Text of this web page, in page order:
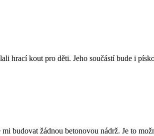
hrací kout pro děti. Jeho součástí bude i
budovat žádnou betonovou nádrž. Je to